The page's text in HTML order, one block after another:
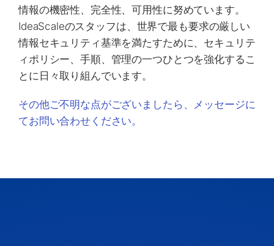
情報の機密性、完全性、可用性に努めています。
IdeaScaleのスタッフは、世界で最も要求の厳しい
情報セキュリティ基準を満たすために、セキュリテ
ィポリシー、手順、管理の一つひとつを強化するこ
とに日々取り組んでいます。
その他ご不明な点がございましたら、メッセージに
てお問い合わせください。